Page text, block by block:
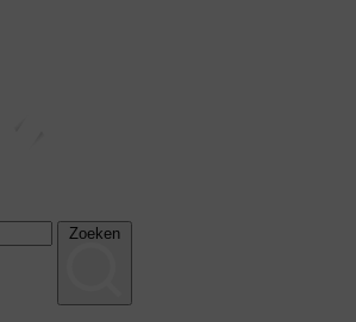
Zoeken